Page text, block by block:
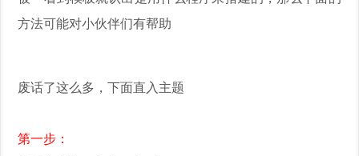
方法可能对小伙伴们有帮助
废话了这么多，下面直入主题
第一步：